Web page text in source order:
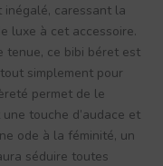
caressant la
luxe à cet accessoire.
tenue, ce bibi béret est
simplement pour
permet de le
touche d’audace et
ode à la féminité, un
séduire toutes